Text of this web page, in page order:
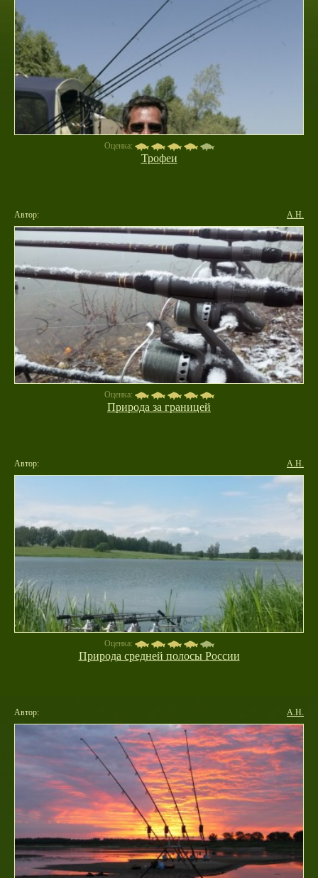
Оценка:
Трофеи
Автор: А.Н.
Оценка:
Природа за границей
Автор: А.Н.
Оценка:
Природа средней полосы России
Автор: А.Н.